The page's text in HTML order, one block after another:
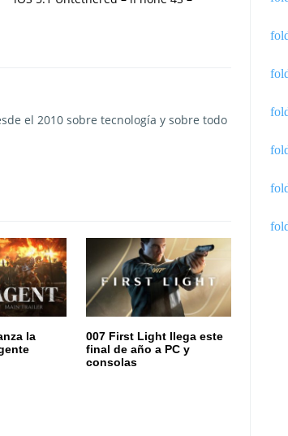
el 2010 sobre tecnología y sobre todo
la
007 First Light llega este
final de año a PC y
consolas